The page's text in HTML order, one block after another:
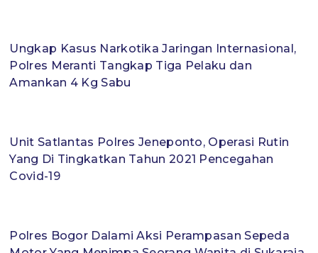
Ungkap Kasus Narkotika Jaringan Internasional,
Polres Meranti Tangkap Tiga Pelaku dan
Amankan 4 Kg Sabu
Unit Satlantas Polres Jeneponto, Operasi Rutin
Yang Di Tingkatkan Tahun 2021 Pencegahan
Covid-19
Polres Bogor Dalami Aksi Perampasan Sepeda